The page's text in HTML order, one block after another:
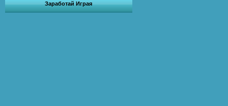
Заработай Играя